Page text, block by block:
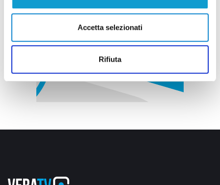
Accetta selezionati
Rifiuta